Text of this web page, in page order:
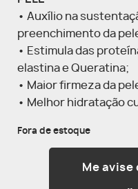
• Auxílio na
preenchimento da
• Estimula das
elastina e Queratina;
• Maior firmeza da
• Melhor hidratação
Fora de estoque
Me